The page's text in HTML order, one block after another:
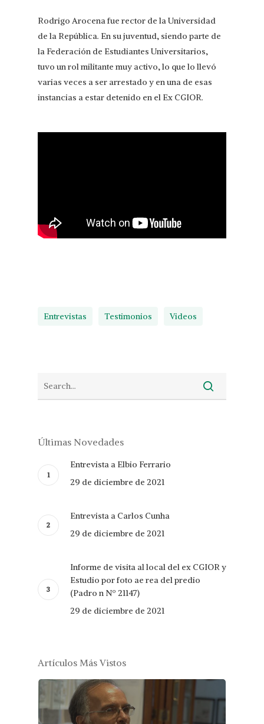
Rodrigo Arocena fue rector de la Universidad
de la República. En su juventud, siendo parte de
la Federación de Estudiantes Universitarios,
tuvo un rol militante muy activo, lo que lo llevó
varias veces a ser arrestado y en una de esas
instancias a estar detenido en el Ex CGIOR.
Entrevistas Testimonios Videos
Últimas Novedades
Entrevista a Elbio Ferrario
29 de diciembre de 2021
Entrevista a Carlos Cunha
29 de diciembre de 2021
Informe de visita al local del ex CGIOR y
Estudio por foto ae rea del predio
(Padro n Nº 21147)
29 de diciembre de 2021
Artículos Más Vistos